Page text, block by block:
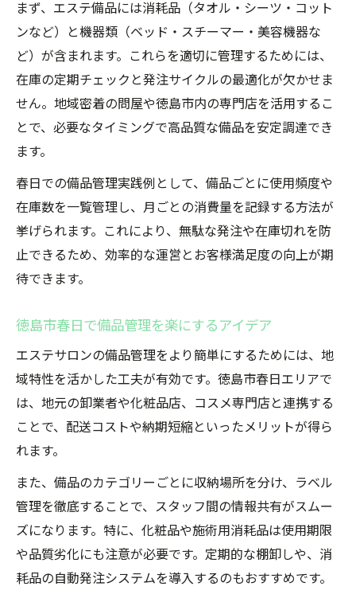
まず、エステ備品には消耗品（タオル・シーツ・コット
ンなど）と機器類（ベッド・スチーマー・美容機器な
ど）が含まれます。これらを適切に管理するためには、
在庫の定期チェックと発注サイクルの最適化が欠かせま
せん。地域密着の問屋や徳島市内の専門店を活用するこ
とで、必要なタイミングで高品質な備品を安定調達でき
ます。
春日での備品管理実践例として、備品ごとに使用頻度や
在庫数を一覧管理し、月ごとの消費量を記録する方法が
挙げられます。これにより、無駄な発注や在庫切れを防
止できるため、効率的な運営とお客様満足度の向上が期
待できます。
徳島市春日で備品管理を楽にするアイデア
エステサロンの備品管理をより簡単にするためには、地
域特性を活かした工夫が有効です。徳島市春日エリアで
は、地元の卸業者や化粧品店、コスメ専門店と連携する
ことで、配送コストや納期短縮といったメリットが得ら
れます。
また、備品のカテゴリーごとに収納場所を分け、ラベル
管理を徹底することで、スタッフ間の情報共有がスムー
ズになります。特に、化粧品や施術用消耗品は使用期限
や品質劣化にも注意が必要です。定期的な棚卸しや、消
耗品の自動発注システムを導入するのもおすすめです。